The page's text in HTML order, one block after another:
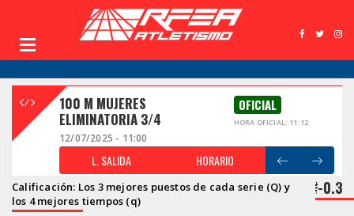
100 M MUJERES
ELIMINATORIA 3/4
OFICIAL
HORA OFICIAL: 11:12
12/07/2025 - 11:00
L. SALIDA HORARIO
Calificación: Los 3 mejores puestos de cada serie (Q) y
los 4 mejores tiempos (q)
-0.3